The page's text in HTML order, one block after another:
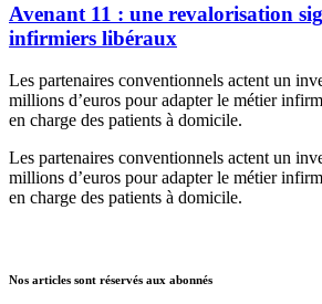
Avenant 11 : une revalorisation
infirmiers libéraux
Les partenaires conventionnels actent un
millions d’euros pour adapter le métier
en charge des patients à domicile.
Les partenaires conventionnels actent un
millions d’euros pour adapter le métier
en charge des patients à domicile.
Nos articles sont réservés aux abonnés